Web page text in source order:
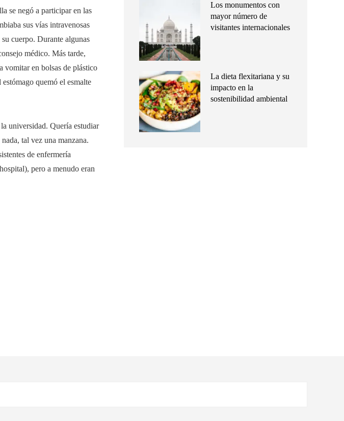
se negó a participar en las
sus vías intravenosas
cuerpo. Durante algunas
médico. Más tarde,
vomitar en bolsas de plástico
quemó el esmalte
universidad. Quería estudiar
tal vez una manzana.
de enfermería
pero a menudo eran
Los monumentos con
mayor número de
visitantes internacionales
La dieta flexitariana y su
impacto en la
sostenibilidad ambiental